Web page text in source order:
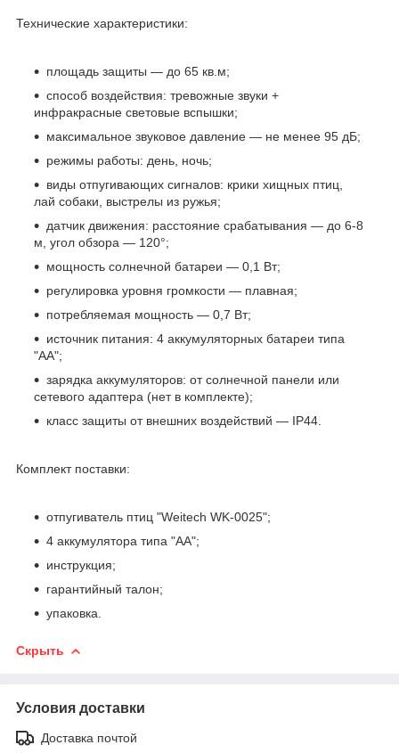
Технические характеристики:
площадь защиты — до 65 кв.м;
способ воздействия: тревожные звуки +
инфракрасные световые вспышки;
максимальное звуковое давление — не менее 95 дБ;
режимы работы: день, ночь;
виды отпугивающих сигналов: крики хищных птиц,
лай собаки, выстрелы из ружья;
датчик движения: расстояние срабатывания — до 6-8
м, угол обзора — 120°;
мощность солнечной батареи — 0,1 Вт;
регулировка уровня громкости — плавная;
потребляемая мощность — 0,7 Вт;
источник питания: 4 аккумуляторных батареи типа
"АА";
зарядка аккумуляторов: от солнечной панели или
сетевого адаптера (нет в комплекте);
класс защиты от внешних воздействий — IP44.
Комплект поставки:
отпугиватель птиц "Weitech WK-0025";
4 аккумулятора типа "АА";
инструкция;
гарантийный талон;
упаковка.
Скрыть
Условия доставки
Доставка почтой